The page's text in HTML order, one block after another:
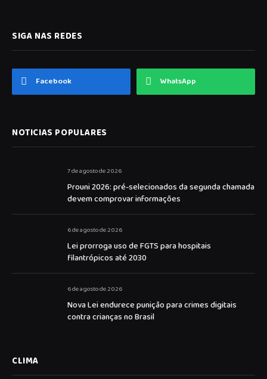
SIGA NAS REDES
Facebook WhatsApp
NOTICIAS POPULARES
7 de agosto de 2026
Prouni 2026: pré-selecionados da segunda chamada
devem comprovar informações
6 de agosto de 2026
Lei prorroga uso de FGTS para hospitais
filantrópicos até 2030
6 de agosto de 2026
Nova Lei endurece punição para crimes digitais
contra crianças no Brasil
CLIMA